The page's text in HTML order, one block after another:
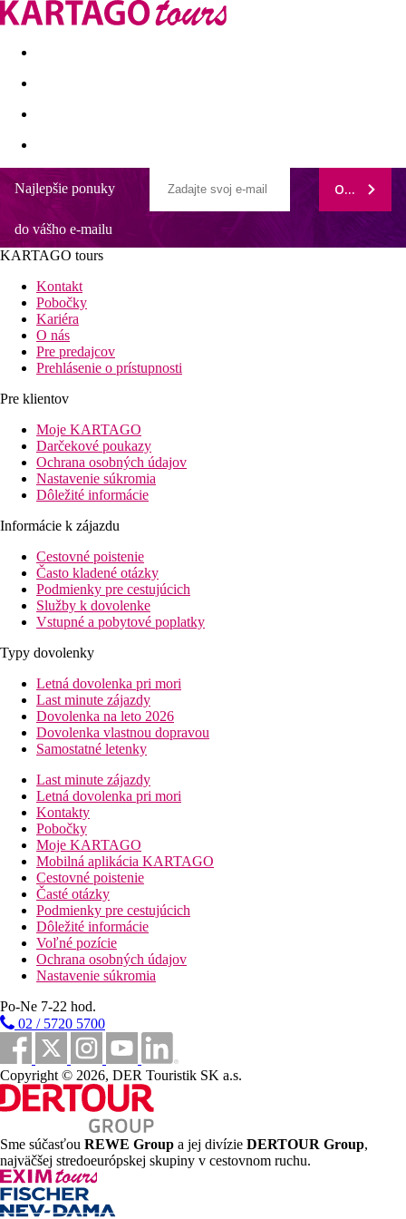
Last minute Dovolenkové kluby
Najlepšie ponuky
do vášho e-mailu
ODOBERAŤ
KARTAGO tours
Kontakt
Pobočky
Kariéra
O nás
Pre predajcov
Prehlásenie o prístupnosti
Pre klientov
Moje KARTAGO
Darčekové poukazy
Ochrana osobných údajov
Nastavenie súkromia
Dôležité informácie
Informácie k zájazdu
Cestovné poistenie
Často kladené otázky
Podmienky pre cestujúcich
Služby k dovolenke
Vstupné a pobytové poplatky
Typy dovolenky
Letná dovolenka pri mori
Last minute zájazdy
Dovolenka na leto 2026
Dovolenka vlastnou dopravou
Samostatné letenky
Last minute zájazdy
Letná dovolenka pri mori
Kontakty
Pobočky
Moje KARTAGO
Mobilná aplikácia KARTAGO
Cestovné poistenie
Časté otázky
Podmienky pre cestujúcich
Dôležité informácie
Voľné pozície
Ochrana osobných údajov
Nastavenie súkromia
Po-Ne 7-22 hod.
02 / 5720 5700
Copyright © 2026, DER Touristik SK a.s.
Sme súčasťou REWE Group a jej divízie DERTOUR Group,
najväčšej stredoeurópskej skupiny v cestovnom ruchu.